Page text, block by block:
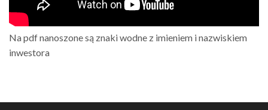
Na pdf nanoszone są znaki wodne z imieniem i nazwiskiem
inwestora